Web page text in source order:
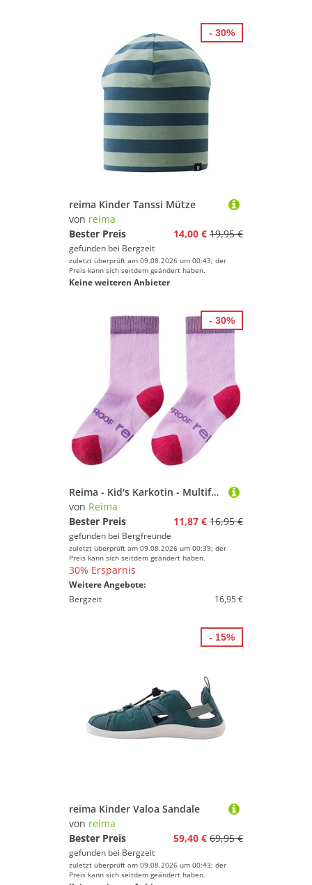
reima Kinder Tanssi Mütze
von reima
Bester Preis
14,00 € 19,95 €
gefunden bei Bergzeit
zuletzt überprüft am 09.08.2026 um 00:43; der
Preis kann sich seitdem geändert haben.
Keine weiteren Anbieter
- 30%
Reima - Kid's Karkotin - Multifunktionssocken Gr 38-41 rosa/lila
von Reima
Bester Preis
11,87 € 16,95 €
gefunden bei Bergfreunde
zuletzt überprüft am 09.08.2026 um 00:39; der
Preis kann sich seitdem geändert haben.
30% Ersparnis
Weitere Angebote:
Bergzeit
16,95 €
- 30%
reima Kinder Valoa Sandale
von reima
Bester Preis
59,40 € 69,95 €
gefunden bei Bergzeit
zuletzt überprüft am 09.08.2026 um 00:43; der
Preis kann sich seitdem geändert haben.
- 15%